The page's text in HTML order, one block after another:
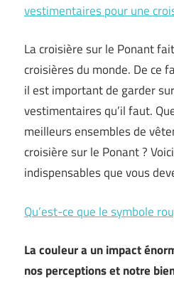
vestimentaires pour une
La croisière sur le Ponant
croisières du monde. De ce
il est important de garder
vestimentaires qu’il faut.
meilleurs ensembles de
croisière sur le Ponant ?
indispensables que vous
Qu’est-ce que le symbole
La couleur a un impact
nos perceptions et notre